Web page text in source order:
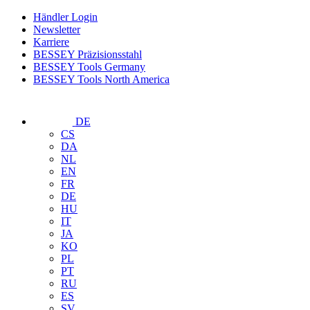
Händler Login
Newsletter
Karriere
BESSEY Präzisionsstahl
BESSEY Tools Germany
BESSEY Tools North America
DE
CS
DA
NL
EN
FR
DE
HU
IT
JA
KO
PL
PT
RU
ES